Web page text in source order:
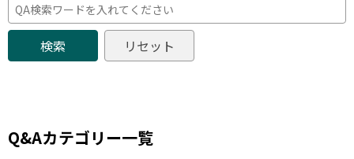
Q&Aカテゴリー一覧